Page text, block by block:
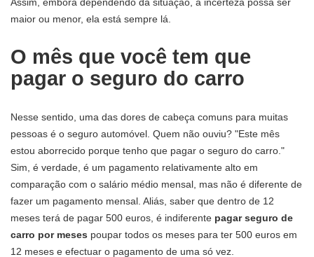
maior ou menor, ela está sempre lá.
O mês que você tem que
pagar o seguro do carro
Nesse sentido, uma das dores de cabeça comuns para muitas
pessoas é o seguro automóvel. Quem não ouviu? "Este mês
estou aborrecido porque tenho que pagar o seguro do carro."
Sim, é verdade, é um pagamento relativamente alto em
comparação com o salário médio mensal, mas não é diferente de
fazer um pagamento mensal. Aliás, saber que dentro de 12
meses terá de pagar 500 euros, é indiferente pagar seguro de
carro por meses poupar todos os meses para ter 500 euros em
12 meses e efectuar o pagamento de uma só vez.